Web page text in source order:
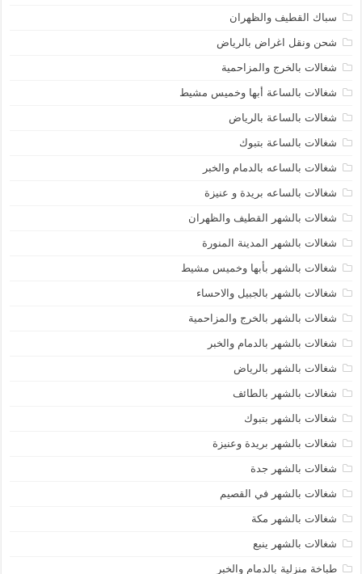
سباك القطيف والظهران
شحن ونقل اغراض بالرياض
شغالات بالخرج والمزاحمية
شغالات بالساعة أبها وخميس مشيط
شغالات بالساعة بالرياض
شغالات بالساعة بتبوك
شغالات بالساعه بالدمام والخبر
شغالات بالساعه بريدة و عنيزة
شغالات بالشهر القطيف والظهران
شغالات بالشهر المدينة المنورة
شغالات بالشهر بأبها وخميس مشيط
شغالات بالشهر بالجبيل والاحساء
شغالات بالشهر بالخرج والمزاحمية
شغالات بالشهر بالدمام والخبر
شغالات بالشهر بالرياض
شغالات بالشهر بالطائف
شغالات بالشهر بتبوك
شغالات بالشهر بريدة وعنيزة
شغالات بالشهر جدة
شغالات بالشهر في القصيم
شغالات بالشهر مكة
شغالات بالشهر ينبع
طباخة منزلية بالدمام والخبر